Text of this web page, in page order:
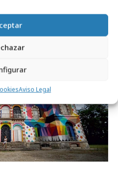
Aviso Legal
de arte el pasado